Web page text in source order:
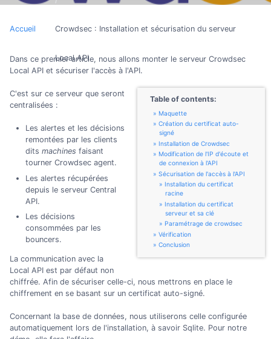
Accueil Crowdsec : Installation et sécurisation du serveur
Local API
Dans ce premier article, nous allons monter le serveur Crowdsec
Local API et sécuriser l'accès à l'API.
Table of contents:
Maquette
Création du certificat auto-
signé
Installation de Crowdsec
Modification de l'IP d'écoute et
de connexion à l'API
Sécurisation de l'accès à l'API
Installation du certificat
racine
Installation du certificat
serveur et sa clé
Paramétrage de crowdsec
Vérification
Conclusion
C'est sur ce serveur que seront
centralisées :
Les alertes et les décisions
remontées par les clients
dits machines faisant
tourner Crowdsec agent.
Les alertes récupérées
depuis le serveur Central
API.
Les décisions
consommées par les
bouncers.
La communication avec la
Local API est par défaut non
chiffrée. Afin de sécuriser celle-ci, nous mettrons en place le
chiffrement en se basant sur un certificat auto-signé.
Concernant la base de données, nous utiliserons celle configurée
automatiquement lors de l'installation, à savoir Sqlite. Pour notre